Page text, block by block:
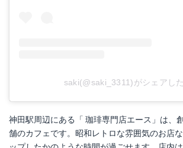
saki(@saki_3311)がシェアし
神田駅周辺にある「 珈琲専門店エース」は、
舗のカフェです。昭和レトロな雰囲気のお店